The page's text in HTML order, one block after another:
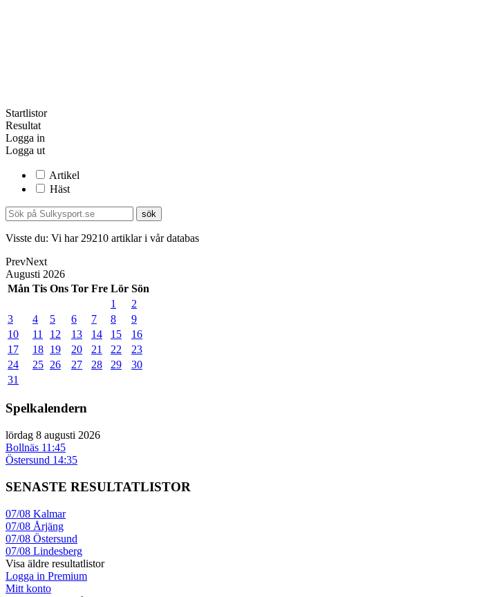
Startlistor
Resultat
Logga in
Logga ut
Artikel
Häst
Visste du: Vi har 29210 artiklar i vår databas
PrevNext
Augusti 2026
Mån Tis Ons Tor Fre Lör Sön
1
2
3
4 5 6 7 8
9
10
11 12 13 14 15
16
17
18 19 20 21 22
23
24
25 26 27 28 29
30
31
Spelkalendern
lördag 8 augusti 2026
Bollnäs 11:45
Östersund 14:35
SENASTE RESULTATLISTOR
07/08 Kalmar
07/08 Årjäng
07/08 Östersund
07/08 Lindesberg
Visa äldre resultatlistor
Logga in Premium
Mitt konto